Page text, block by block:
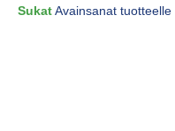
SukatAvainsanat tuotteelle